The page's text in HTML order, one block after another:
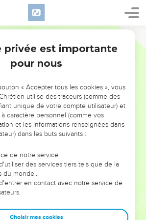
PAS L’ÉVÉNEMENT
DE L’ANNÉE !
POUVAIENT VOUS ÉVITER LES
VOTRES ?
Mais on voit moins les doutes, les erreurs
qu'ils ont traversés, alors même que ce
elles qui les ont façonnés.
leaders, entrepreneurs, et responsables
plus de sagesse afin que leurs erreurs
privée est importante
pour nous
« Accepter tous les cookies », vous
utilise des traceurs (comme des
unique de votre compte utilisateur) et
caractère personnel (comme vos
et les informations renseignées dans
dans les buts suivants :
de notre service
des services tiers tels que de la
du monde…
en contact avec notre service de
Choisir mes cookies